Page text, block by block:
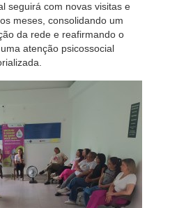
seguirá com novas visitas e
meses, consolidando um
da rede e reafirmando o
atenção psicossocial